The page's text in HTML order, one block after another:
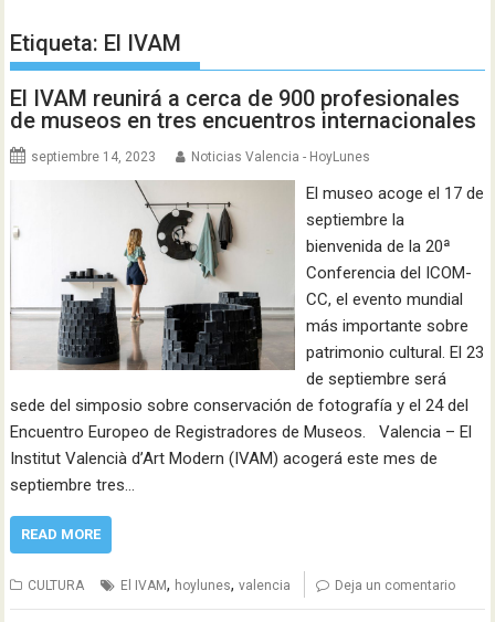
Etiqueta: El IVAM
El IVAM reunirá a cerca de 900 profesionales
de museos en tres encuentros internacionales
septiembre 14, 2023 Noticias Valencia - HoyLunes
El museo acoge el 17 de
septiembre la
bienvenida de la 20ª
Conferencia del ICOM-
CC, el evento mundial
más importante sobre
patrimonio cultural. El 23
de septiembre será
sede del simposio sobre conservación de fotografía y el 24 del
Encuentro Europeo de Registradores de Museos. Valencia – El
Institut Valencià d’Art Modern (IVAM) acogerá este mes de
septiembre tres…
READ MORE
CULTURA El IVAM, hoylunes,valencia Deja un comentario